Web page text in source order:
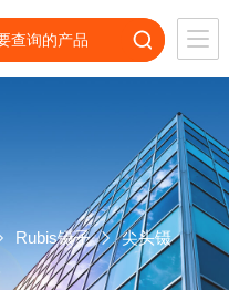
Rubis镊子
尖头镊